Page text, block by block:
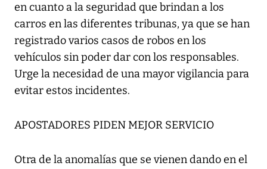
en cuanto a la seguridad que brindan a los
carros en las diferentes tribunas, ya que se han
registrado varios casos de robos en los
vehículos sin poder dar con los responsables.
Urge la necesidad de una mayor vigilancia para
evitar estos incidentes.
APOSTADORES PIDEN MEJOR SERVICIO
Otra de la anomalías que se vienen dando en el